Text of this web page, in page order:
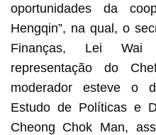
oportunidades da
Hengqin”, na qual, o
Finanças, Lei Wai
representação do
moderador esteve o
Estudo de Políticas e
Cheong Chok Man,